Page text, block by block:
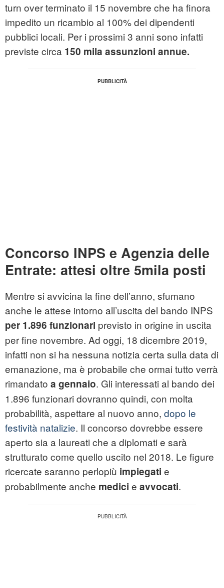
turn over terminato il 15 novembre che ha finora
impedito un ricambio al 100% dei dipendenti
pubblici locali. Per i prossimi 3 anni sono infatti
previste circa 150 mila assunzioni annue.
Concorso INPS e Agenzia delle
Entrate: attesi oltre 5mila posti
Mentre si avvicina la fine dell’anno, sfumano
anche le attese intorno all’uscita del bando INPS
per 1.896 funzionari previsto in origine in uscita
per fine novembre. Ad oggi, 18 dicembre 2019,
infatti non si ha nessuna notizia certa sulla data di
emanazione, ma è probabile che ormai tutto verrà
rimandato a gennaio. Gli interessati al bando dei
1.896 funzionari dovranno quindi, con molta
probabilità, aspettare al nuovo anno, dopo le
festività natalizie. Il concorso dovrebbe essere
aperto sia a laureati che a diplomati e sarà
strutturato come quello uscito nel 2018. Le figure
ricercate saranno perlopiù impiegati e
probabilmente anche medici e avvocati.